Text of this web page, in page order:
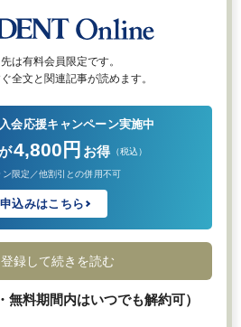
は有料会員限定です。
全文と関連記事が読めます。
会応援キャンペーン実施中
4,800円 お得 （税込）
限定／他割引との併用不可
込みはこちら
録して続きを読む
無料期間内はいつでも解約可）